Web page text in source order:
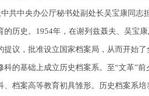
共中央办公厅秘书处副处长吴宝康同志
历史。1954年，在谢列兹聂夫、吴宝
议，批准设立国家档案局，从而开始
的基础上成立历史档案系。至“文革”
档案高等教育初具雏形。历史档案系